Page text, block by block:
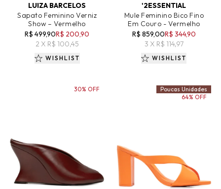
LUIZA BARCELOS
Sapato Feminino Verniz
Show – Vermelho
R$ 499,90R$ 200,90
2 X R$ 100,45
WISHLIST
'2ESSENTIAL
Mule Feminino Bico Fino
Em Couro - Vermelho
R$ 859,00R$ 344,90
3 X R$ 114,97
WISHLIST
30% OFF
Poucas Unidades
64% OFF